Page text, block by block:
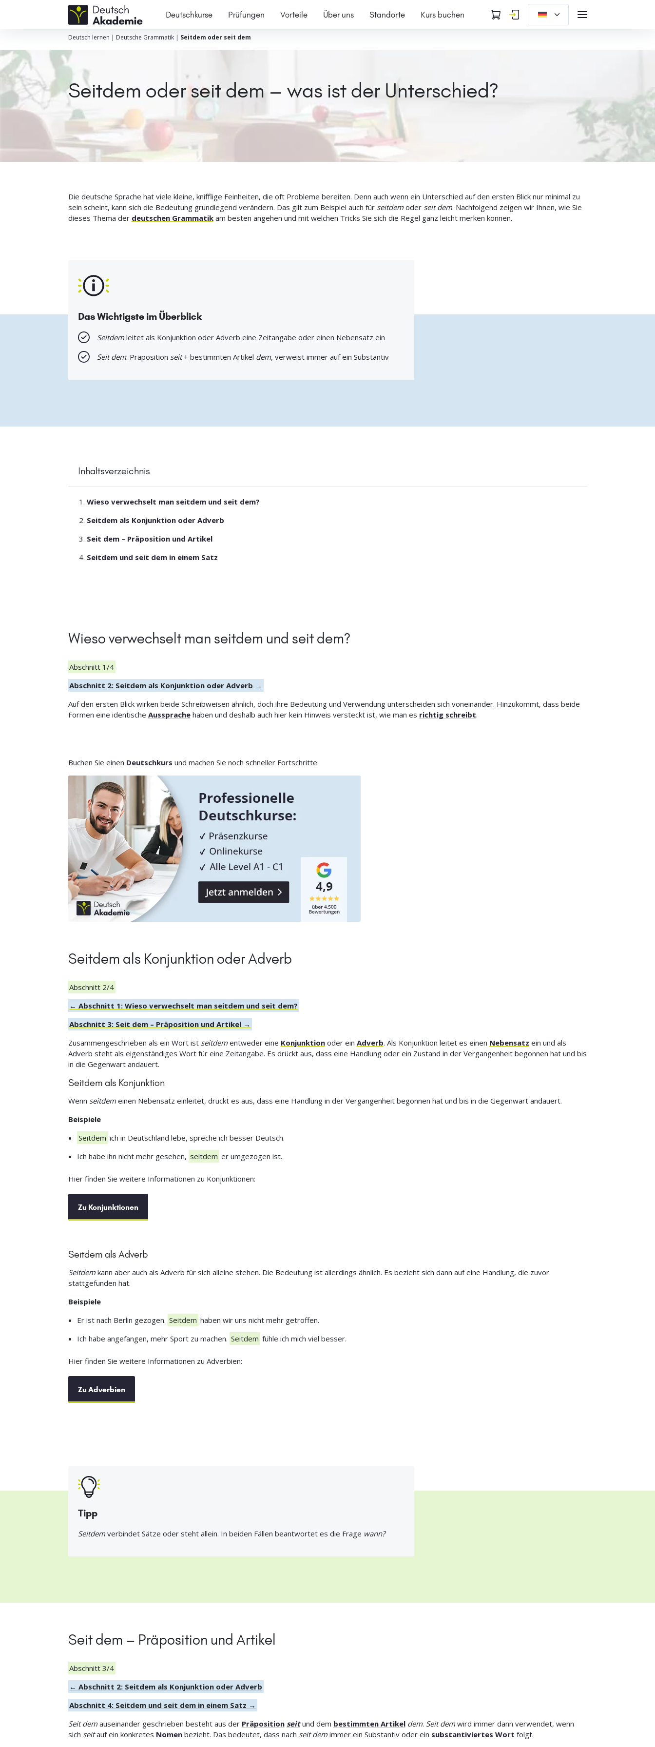
Deutschkurse Prüfungen Vorteile Über uns Standorte Kurs buchen
Deutsch lernen | Deutsche Grammatik| Seitdem oder seit dem
Seitdem oder seit dem – was ist der Unterschied?
Die deutsche Sprache hat viele kleine, knifflige Feinheiten, die oft Probleme bereiten. Denn auch wenn ein Unterschied auf den ersten Blick nur minimal zu
sein scheint, kann sich die Bedeutung grundlegend verändern. Das gilt zum Beispiel auch für seitdemoder seit dem. Nachfolgend zeigen wir Ihnen, wie Sie
dieses Thema der deutschen Grammatikam besten angehen und mit welchen Tricks Sie sich die Regel ganz leicht merken können.
Das Wichtigste im Überblick
Seitdemleitet als Konjunktion oder Adverb eine Zeitangabe oder einen Nebensatz ein
Seit dem: Präposition seit+ bestimmten Artikel dem, verweist immer auf ein Substantiv
Inhaltsverzeichnis
Wieso verwechselt man seitdem und seit dem?
Seitdem als Konjunktion oder Adverb
Seit dem – Präposition und Artikel
Seitdem und seit dem in einem Satz
Wieso verwechselt man seitdem und seit dem?
Abschnitt 1/4
Abschnitt 2: Seitdem als Konjunktion oder Adverb →
Auf den ersten Blick wirken beide Schreibweisen ähnlich, doch ihre Bedeutung und Verwendung unterscheiden sich voneinander. Hinzukommt, dass beide
Formen eine identische Aussprachehaben und deshalb auch hier kein Hinweis versteckt ist, wie man es richtig schreibt.
Buchen Sie einen Deutschkurs und machen Sie noch schneller Fortschritte.
Seitdem als Konjunktion oder Adverb
Abschnitt 2/4
← Abschnitt 1: Wieso verwechselt man seitdem und seit dem?
Abschnitt 3: Seit dem – Präposition und Artikel →
Zusammengeschrieben als ein Wort ist seitdementweder eine Konjunktionoder ein Adverb. Als Konjunktion leitet es einen Nebensatz ein und als
Adverb steht als eigenständiges Wort für eine Zeitangabe. Es drückt aus, dass eine Handlung oder ein Zustand in der Vergangenheit begonnen hat und bis
in die Gegenwart andauert.
Seitdem als Konjunktion
Wenn seitdemeinen Nebensatz einleitet, drückt es aus, dass eine Handlung in der Vergangenheit begonnen hat und bis in die Gegenwart andauert.
Beispiele
Seitdem ich in Deutschland lebe, spreche ich besser Deutsch.
Ich habe ihn nicht mehr gesehen, seitdem er umgezogen ist.
Hier finden Sie weitere Informationen zu Konjunktionen:
Zu Konjunktionen
Seitdem als Adverb
Seitdemkann aber auch als Adverb für sich alleine stehen. Die Bedeutung ist allerdings ähnlich. Es bezieht sich dann auf eine Handlung, die zuvor
stattgefunden hat.
Beispiele
Er ist nach Berlin gezogen. Seitdem haben wir uns nicht mehr getroffen.
Ich habe angefangen, mehr Sport zu machen. Seitdem fühle ich mich viel besser.
Hier finden Sie weitere Informationen zu Adverbien:
Zu Adverbien
Tipp
Seitdemverbindet Sätze oder steht allein. In beiden Fällen beantwortet es die Frage wann?
Seit dem – Präposition und Artikel
Abschnitt 3/4
← Abschnitt 2: Seitdem als Konjunktion oder Adverb
Abschnitt 4: Seitdem und seit dem in einem Satz →
Seit demauseinander geschrieben besteht aus der Präposition seitund dem bestimmten Artikel dem. Seit demwird immer dann verwendet, wenn
sich seitauf ein konkretes Nomenbezieht. Das bedeutet, dass nach seit demimmer ein Substantiv oder ein substantiviertes Wort folgt.